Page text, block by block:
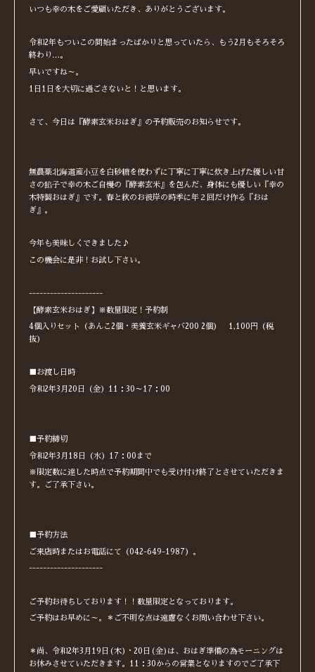
いつも幸の木をご愛顧いただき、ありがとうございます。
令和2年もついこの間始まったばかりと思っていたら、もう2月もそろそろ
終わり…。
早いですね～。
1日1日を大切に過ごさないと！と思います。
さて、今日は『酵素玄米おはぎ』の予約販売のお知らせです。
無農薬北海道産小豆を白砂糖を使わずに丁寧に丁寧に炊き上げた優しい甘
さの餡子で幸の木ご自慢の『酵素玄米』を包んだ、身体にも優しい『幸の
木特製おはぎ』です。春と秋のお彼岸の時季に年２回だけ作る『おは
ぎ』。
今年も美味しくできました♪
この機会に是非！お試し下さい。
---------------------
【酵素玄米おはぎ】※数量限定！予約制
4個入りセット（あんこ2個・美養玄米ギャバ200 2個） 1,100円（税
抜）
■お渡し日時
令和2年3月20日（金）11：30～17：00
■予約締切
令和2年3月18日（水）17：00まで
※限定数に達した時点で予約期間中でも受け付け終了とさせていただきま
す。ご了承下さい。
■予約方法
ご来店時またはお電話にて（042-649-1987）。
---------------------
ご予約お待ちしております！！数量限定となっております。
ご予約はお早めに～。＊ご不明な点は遠慮なくお問い合わせ下さい。
＊尚、令和2年3月19日(木)・20日(金)は、おはぎ準備の為モーニングは
お休みさせていただきます。11：30からの営業となりますのでご了承下